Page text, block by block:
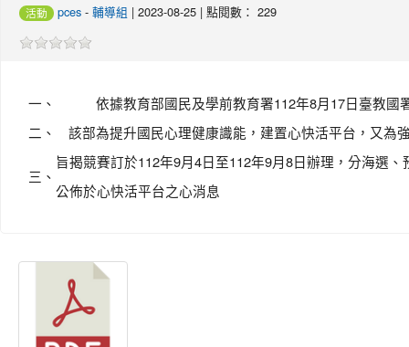
活動 pces - 輔導組 | 2023-08-25 | 點閱數： 229
一、
依據教育部國民及學前教育署112年8月17日臺教國
二、
該部為提升國民心理健康識能，建置心快活平台，又為
三、
旨揭競賽訂於112年9月4日至112年9月8日辦理，分海選
公佈於心快活平台之心消息